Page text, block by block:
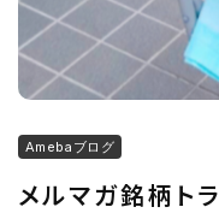
Amebaブログ
メルマガ銘柄ト